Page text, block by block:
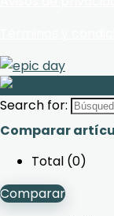
Search for:
Comparar
Total (0)
Comparar